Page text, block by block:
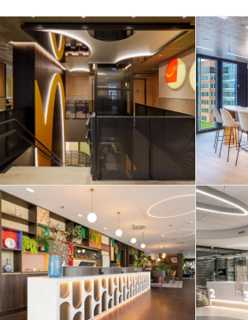
McDonald’s in een
rijksmonument: Een
uniek project in
Deventer centrum
Mooie receptiebalie
voor Corendon
Amsterdam New-
West